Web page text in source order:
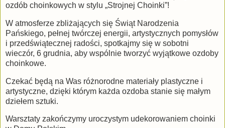
ozdób choinkowych w stylu „Strojnej Choinki”!
W atmosferze zbliżających się Świąt Narodzenia
Pańskiego, pełnej twórczej energii, artystycznych pomysłów
i przedświątecznej radości, spotkajmy się w sobotni
wieczór, 6 grudnia, aby wspólnie tworzyć wyjątkowe ozdoby
choinkowe.
Czekać będą na Was różnorodne materiały plastyczne i
artystyczne, dzięki którym każda ozdoba stanie się małym
dziełem sztuki.
Warsztaty zakończymy uroczystym udekorowaniem choinki